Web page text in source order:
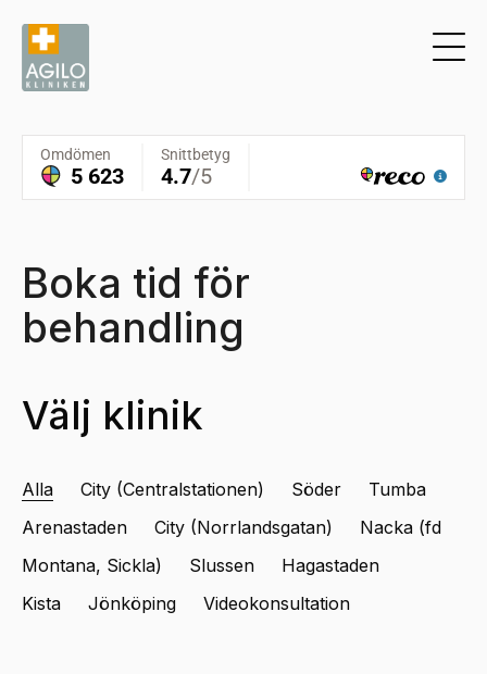
Boka tid för
behandling
Välj klinik
Alla City (Centralstationen) Söder
Tumba
Arenastaden
City (Norrlandsgatan)
Nacka (fd
Montana, Sickla)
Slussen
Hagastaden
Kista
Jönköping Videokonsultation